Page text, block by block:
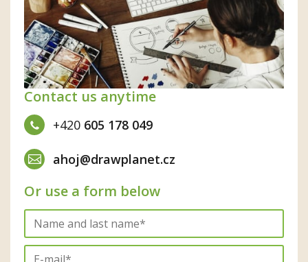
Contact us anytime
+420 605 178 049
ahoj@drawplanet.cz
Or use a form below